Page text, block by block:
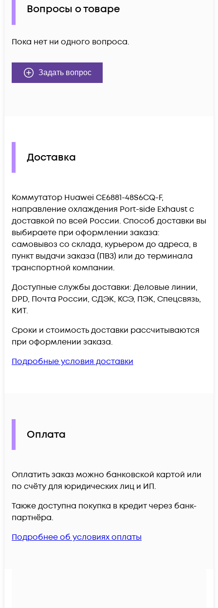
Вопросы о товаре
Пока нет ни одного вопроса.
Задать вопрос
Доставка
Коммутатор Huawei CE6881-48S6CQ-F,
направление охлаждения Port-side Exhaust c
доставкой по всей России. Способ доставки вы
выбираете при оформлении заказа:
самовывоз со склада, курьером до адреса, в
пункт выдачи заказа (ПВЗ) или до терминала
транспортной компании.
Доступные службы доставки: Деловые линии,
DPD, Почта России, СДЭК, КСЭ, ПЭК, Спецсвязь,
КИТ.
Сроки и стоимость доставки рассчитываются
при оформлении заказа.
Подробные условия доставки
Оплата
Оплатить заказ можно банковской картой или
по счёту для юридических лиц и ИП.
Также доступна покупка в кредит через банк-
партнёра.
Подробнее об условиях оплаты